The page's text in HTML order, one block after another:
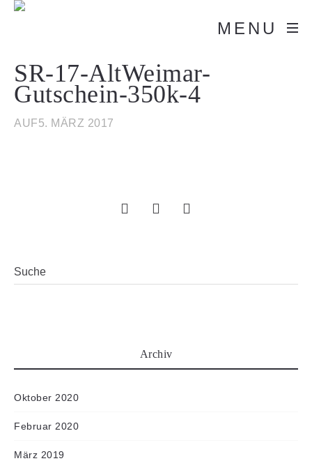
MENU
SR-17-AltWeimar-
Gutschein-350k-4
AUF5. MÄRZ 2017
Archiv
Oktober 2020
Februar 2020
März 2019